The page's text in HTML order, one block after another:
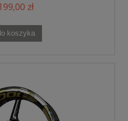
zł
koszyka